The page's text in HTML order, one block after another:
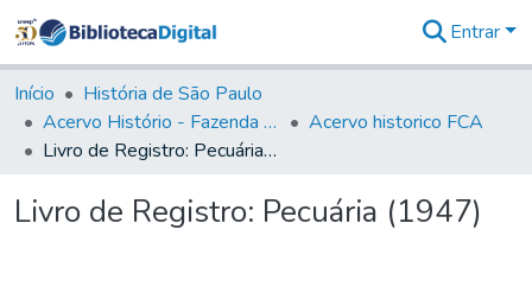
&
Coleções
Tudo na
Biblioteca
Estatísticas
Entrar
Início
História de São Paulo
Acervo Histório - Fazenda Lageado
Acervo historico FCA
Livro de Registro: Pecuária (1947)
Livro de Registro: Pecuária (1947)